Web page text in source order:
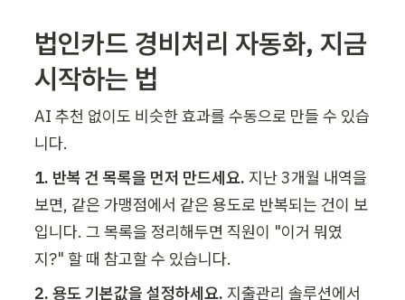
법인카드 경비처리 자동화, 지금
시작하는 법
AI 추천 없이도 비슷한 효과를 수동으로 만들 수 있습
니다.
1. 반복 건 목록을 먼저 만드세요. 지난 3개월 내역을
보면, 같은 가맹점에서 같은 용도로 반복되는 건이 보
입니다. 그 목록을 정리해두면 직원이 "이거 뭐였
지?" 할 때 참고할 수 있습니다.
2. 용도 기본값을 설정하세요. 지출관리 솔루션에서